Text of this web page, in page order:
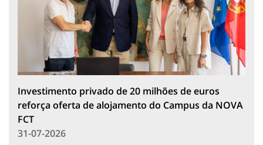
Investimento privado de 20 milhões de euros
reforça oferta de alojamento do Campus da NOVA
FCT
31-07-2026